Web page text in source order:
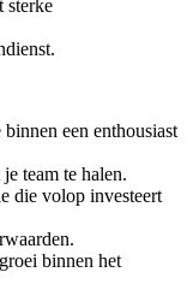
sterke
een enthousiast
team te halen.
die volop investeert
binnen het